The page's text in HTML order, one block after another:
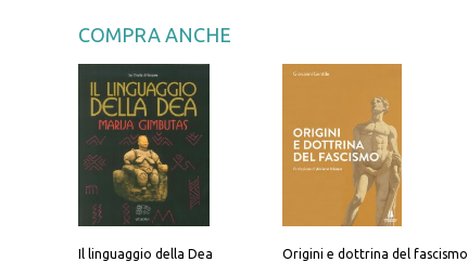
COMPRA ANCHE
Il linguaggio della Dea Origini e dottrina del fascismo